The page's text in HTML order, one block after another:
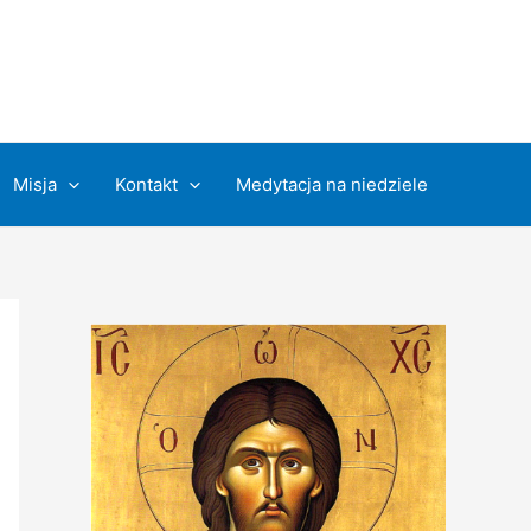
Misja Kontakt Medytacja na niedziele